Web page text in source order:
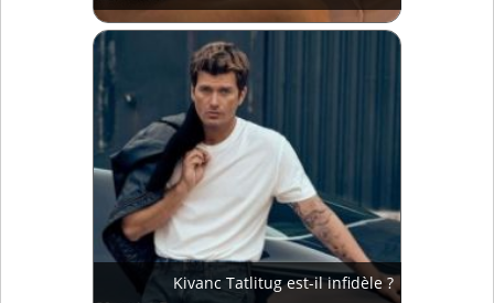
Kivanc Tatlitug est-il infidèle ?